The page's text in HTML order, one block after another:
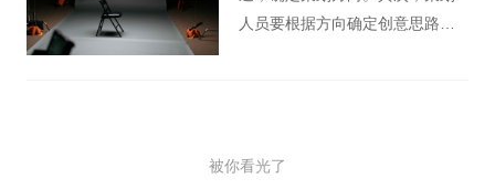
人员要根据方向确定创意思路。
被你看光了